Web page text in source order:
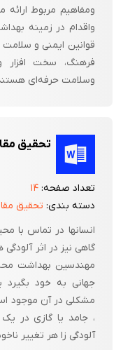
ومفاهیم مربوط
واقدام در زمینه
قوانین ایمنی و
فرهنگ، سخت افزار
وسلامت حرفه‌ای
تحقیق
تعداد صفحه:۱۴
دسته بندی: تحقیق
انسانها در تماس با
گاهی نیز در اثر
مهندسین بهداشت
جهانی به خود
مشکلی در آن موجود
، جامد یا گازی در
آلودگی زا هر تغییر